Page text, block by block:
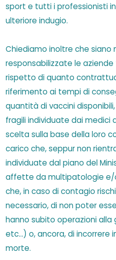
sport e tutti i professionisti
ulteriore indugio.
Chiediamo inoltre che siano
responsabilizzate le
rispetto di quanto
riferimento ai tempi di
quantità di vaccini
fragili individuate dai medici
scelta sulla base della loro
carico che, seppur non
individuate dal piano del
affette da multipatologie e/
che, in caso di contagio
necessario, di non poter
hanno subito operazioni
etc…) o, ancora, di incorrere
morte.